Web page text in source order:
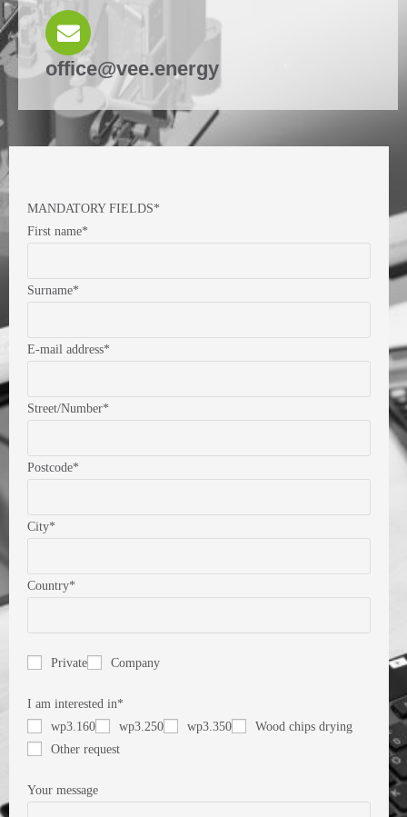
office@vee.energy
MANDATORY FIELDS*
First name*
Surname*
E-mail address*
Street/Number*
Postcode*
City*
Country*
Private Company
I am interested in*
wp3.160
wp3.250 wp3.350
Wood chips drying
Other request
Your message